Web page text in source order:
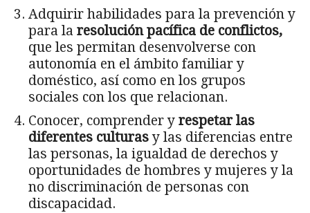
Adquirir habilidades para la prevención y
para la resolución pacífica de conflictos,
que les permitan desenvolverse con
autonomía en el ámbito familiar y
doméstico, así como en los grupos
sociales con los que relacionan.
Conocer, comprender y respetar las
diferentes culturasy las diferencias entre
las personas, la igualdad de derechos y
oportunidades de hombres y mujeres y la
no discriminación de personas con
discapacidad.